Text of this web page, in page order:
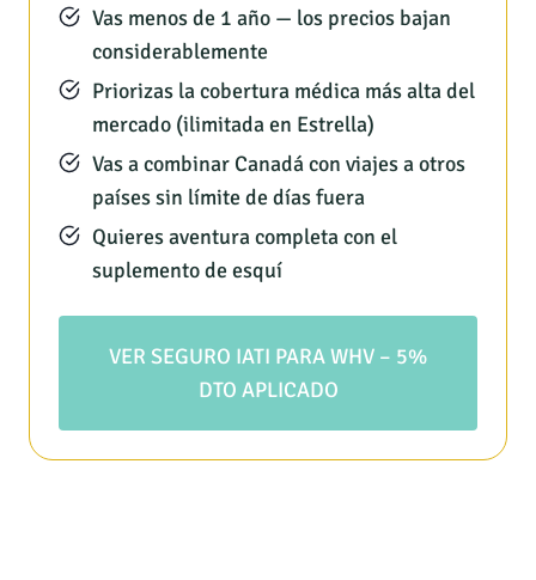
Vas menos de 1 año — los precios bajan
considerablemente
Priorizas la cobertura médica más alta del
mercado (ilimitada en Estrella)
Vas a combinar Canadá con viajes a otros
países sin límite de días fuera
Quieres aventura completa con el
suplemento de esquí
VER SEGURO IATI PARA WHV – 5%
DTO APLICADO